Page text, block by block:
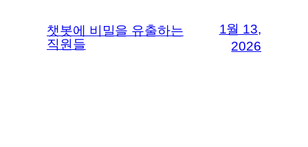
챗봇에 비밀을 유출하는
직원들
1월 13,
2026